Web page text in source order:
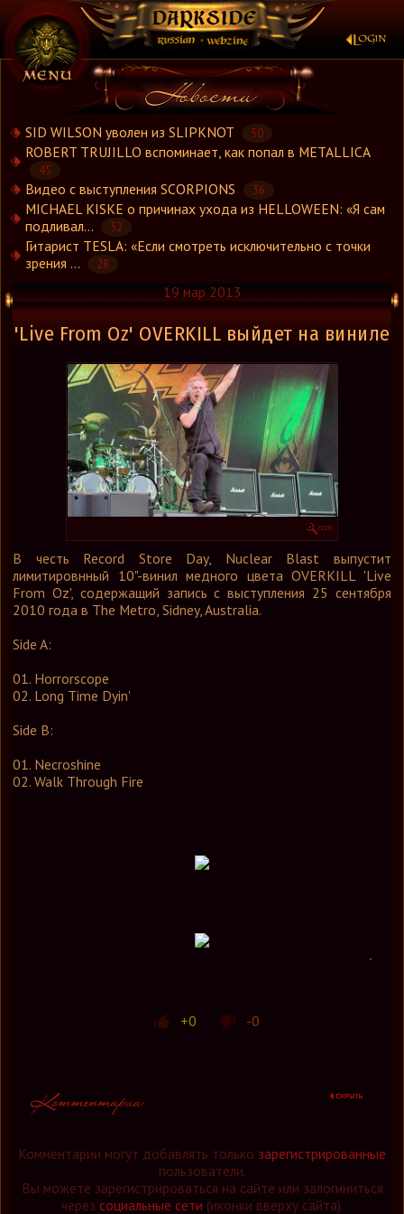
×
Новости
Новости.Рус
Концерты
Группы
Рецензии
Интервью
Стили
Графика
Форум
Ссылки
Контакты
SID WILSON уволен из SLIPKNOT 50
ROBERT TRUJILLO вспоминает, как попал в METALLICA
45
Видео с выступления SCORPIONS 36
MICHAEL KISKE о причинах ухода из HELLOWEEN: «Я сам
подливал...
32
Гитарист TESLA: «Если смотреть исключительно с точки
зрения ...
28
19 мар 2013
'Live From Oz' OVERKILL выйдет на виниле
В честь Record Store Day, Nuclear Blast выпустит
лимитировнный 10"-винил медного цвета OVERKILL 'Live
From Oz', содержащий запись с выступления 25 сентября
2010 года в The Metro, Sidney, Australia.
Side A:
01. Horrorscope
02. Long Time Dyin'
Side B:
01. Necroshine
02. Walk Through Fire
+0 -0
Комментарии могут добавлять только зарегистрированные
пользователи.
Вы можете зарегистрироваться на сайте или залогиниться
через социальные сети (иконки вверху сайта).